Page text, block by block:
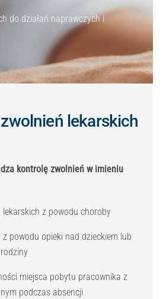
do działań naprawczych i
lekarskich
kontrolę zwolnień w imieniu
lekarskich z powodu choroby
powodu opieki nad dzieckiem lub
miejsca pobytu pracownika z
podczas absencji